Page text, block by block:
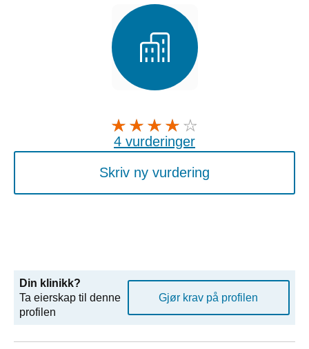
4 vurderinger
Skriv ny vurdering
Din klinikk?
Ta eierskap til denne
profilen
Gjør krav på profilen